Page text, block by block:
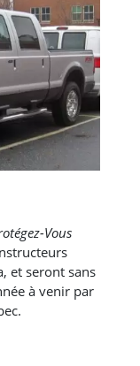
Vous
et seront sans
à venir par